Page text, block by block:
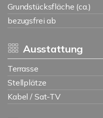
Grundstücksfläche (ca.)
bezugsfrei ab
Ausstattung
Terrasse
Stellplätze
Kabel / Sat-TV